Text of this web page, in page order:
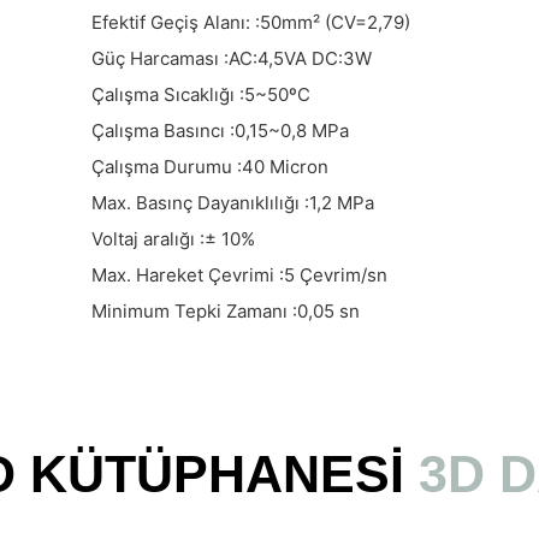
Efektif Geçiş Alanı: :50mm² (CV=2,79)
Güç Harcaması :AC:4,5VA DC:3W
Çalışma Sıcaklığı :5~50ºC
Çalışma Basıncı :0,15~0,8 MPa
Çalışma Durumu :40 Micron
Max. Basınç Dayanıklılığı :1,2 MPa
Voltaj aralığı :± 10%
Max. Hareket Çevrimi :5 Çevrim/sn
Minimum Tepki Zamanı :0,05 sn
KÜTÜPHANESİ 3D